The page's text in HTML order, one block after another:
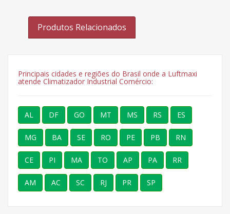
Produtos Relacionados
Principais cidades e regiões do Brasil onde a Luftmaxi
atende Climatizador Industrial Comércio:
AL DF GO MT MS RS ES
MG BA SE RO PE PB RN
CE PI MA TO AP PA RR
AM AC SC RJ PR SP